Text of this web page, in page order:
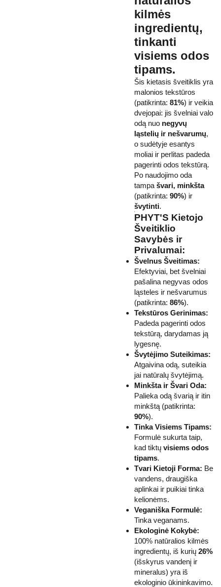
kilmės
ingredientų,
tinkanti
visiems odos
tipams.
Šis kietasis šveitiklis yra
malonios tekstūros
(patikrinta: 81%) ir veikia
dvejopai: jis švelniai valo
odą nuo negyvų
ląstelių ir nešvarumų,
o sudėtyje esantys
moliai ir perlitas padeda
pagerinti odos tekstūrą.
Po naudojimo oda
tampa švari, minkšta
(patikrinta: 90%) ir
švytinti.
PHYT'S Kietojo
Šveitiklio
Savybės ir
Privalumai:
Švelnus Šveitimas:
Efektyviai, bet švelniai
pašalina negyvas odos
ląsteles ir nešvarumus
(patikrinta: 86%).
Tekstūros Gerinimas:
Padeda pagerinti odos
tekstūrą, darydamas ją
lygesnę.
Švytėjimo Suteikimas:
Atgaivina odą, suteikia
jai natūralų švytėjimą.
Minkšta ir Švari Oda:
Palieka odą švarią ir itin
minkštą (patikrinta:
90%).
Tinka Visiems Tipams:
Formulė sukurta taip,
kad tiktų visiems odos
tipams.
Tvari Kietoji Forma: Be
vandens, draugiška
aplinkai ir puikiai tinka
kelionėms.
Veganiška Formulė:
Tinka veganams.
Ekologinė Kokybė:
100% natūralios kilmės
ingredientų, iš kurių 26%
(išskyrus vandenį ir
mineralus) yra iš
ekologinio ūkininkavimo.